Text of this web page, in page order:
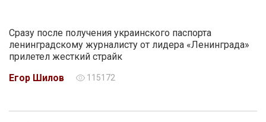
Сразу после получения украинского паспорта
ленинградскому журналисту от лидера «Ленинграда»
прилетел жесткий страйк
Егор Шилов
115172